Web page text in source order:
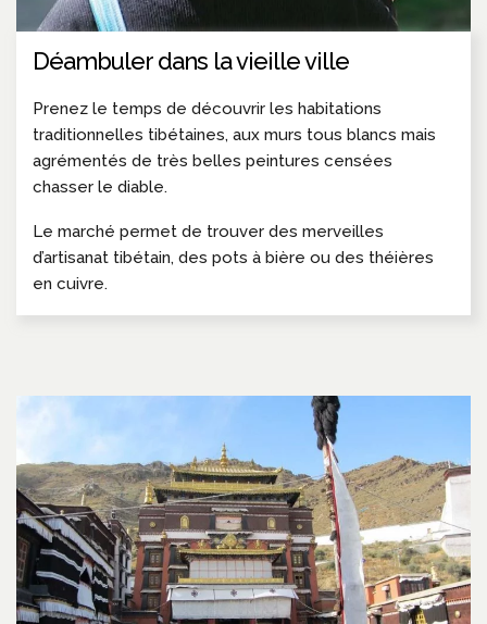
Déambuler dans la vieille ville
Prenez le temps de découvrir les habitations
traditionnelles tibétaines, aux murs tous blancs mais
agrémentés de très belles peintures censées
chasser le diable.
Le marché permet de trouver des merveilles
d’artisanat tibétain, des pots à bière ou des théières
en cuivre.